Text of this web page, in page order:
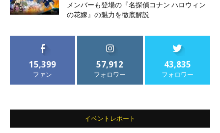
メンバーも登場の『名探偵コナン ハロウィン
の花嫁』の魅力を徹底解説
15,399
ファン
57,912
フォロワー
43,835
フォロワー
イベントレポート